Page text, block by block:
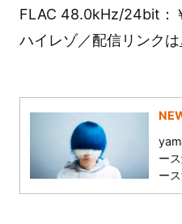
FLAC 48.0kHz/24bit：
ハイレゾ／配信リンクは
ー
ー